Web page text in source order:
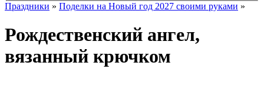
Праздники » Поделки на Новый год 2027 своими руками »
Рождественский ангел,
вязанный крючком